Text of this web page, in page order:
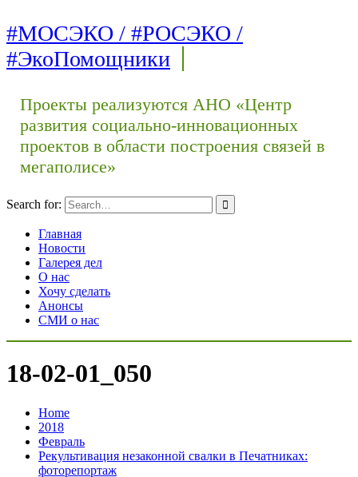
#МОСЭКО / #РОСЭКО /
#ЭкоПомощники
Проекты реализуются АНО «Центр
развития социально-инновационных
проектов в области построения связей в
мегаполисе»
Search for:
Главная
Новости
Галерея дел
О нас
Хочу сделать
Анонсы
СМИ о нас
18-02-01_050
Home
2018
Февраль
Рекультивация незаконной свалки в Печатниках:
фоторепортаж